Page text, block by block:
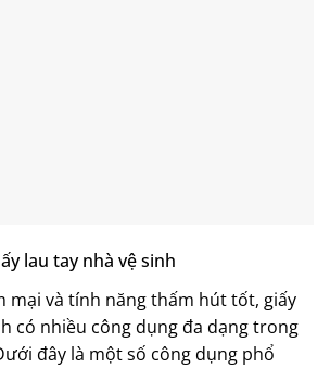
lau tay nhà vệ sinh
mại và tính năng thấm hút tốt, giấy
có nhiều công dụng đa dạng trong
đây là một số công dụng phổ